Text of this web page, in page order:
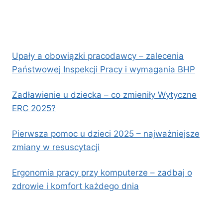
Upały a obowiązki pracodawcy – zalecenia
Państwowej Inspekcji Pracy i wymagania BHP
Zadławienie u dziecka – co zmieniły Wytyczne
ERC 2025?
Pierwsza pomoc u dzieci 2025 – najważniejsze
zmiany w resuscytacji
Ergonomia pracy przy komputerze – zadbaj o
zdrowie i komfort każdego dnia